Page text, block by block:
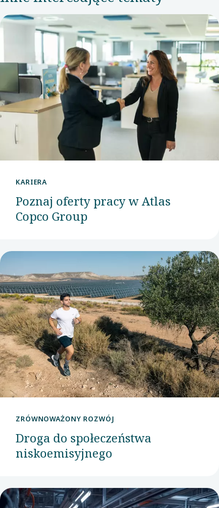
czasu zespół
rozwinął się w
centrum
badawczo-
rozwojowe,
które stawia
firmę na czele
technologii
filtracji i
KARIERA
Poznaj oferty pracy w Atlas
Copco Group
ZRÓWNOWAŻONY ROZWÓJ
Droga do społeczeństwa
niskoemisyjnego